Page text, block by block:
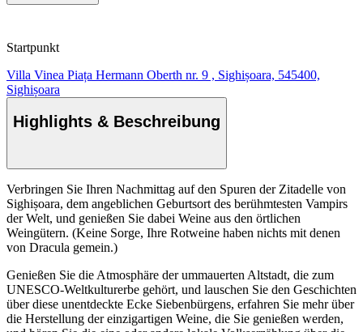
Startpunkt
Villa Vinea Piața Hermann Oberth nr. 9 , Sighișoara, 545400,
Sighișoara
Highlights & Beschreibung
Verbringen Sie Ihren Nachmittag auf den Spuren der Zitadelle von
Sighișoara, dem angeblichen Geburtsort des berühmtesten Vampirs
der Welt, und genießen Sie dabei Weine aus den örtlichen
Weingütern. (Keine Sorge, Ihre Rotweine haben nichts mit denen
von Dracula gemein.)
Genießen Sie die Atmosphäre der ummauerten Altstadt, die zum
UNESCO-Weltkulturerbe gehört, und lauschen Sie den Geschichten
über diese unentdeckte Ecke Siebenbürgens, erfahren Sie mehr über
die Herstellung der einzigartigen Weine, die Sie genießen werden,